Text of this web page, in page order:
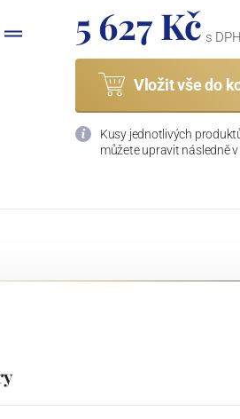
5 627 Kč s DPH
Vložit vše do
Kusy jednotlivých
můžete upravit následně